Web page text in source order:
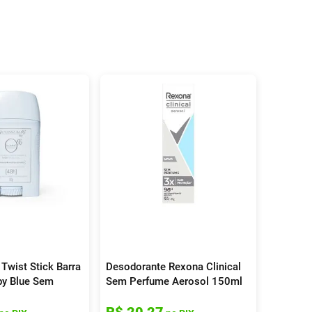
Stick Barra
Blue Sem
Desodorante Rexona Clinical
Sem Perfume Aerosol 150ml